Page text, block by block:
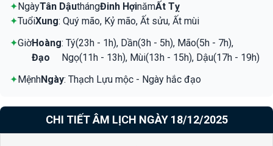
✦NgàyTân DậuthángĐinh HợinămẤt Tỵ
✦TuổiXung: Quý mão, Kỷ mão, Ất sửu, Ất mùi
✦GiờHoàng
Đạo
: Tý(23h - 1h), Dần(3h - 5h), Mão(5h - 7h),
Ngọ(11h - 13h), Mùi(13h - 15h), Dậu(17h - 19h)
✦MệnhNgày: Thạch Lựu mộc - Ngày hắc đạo
CHI TIẾT ÂM LỊCH NGÀY 18/12/2025